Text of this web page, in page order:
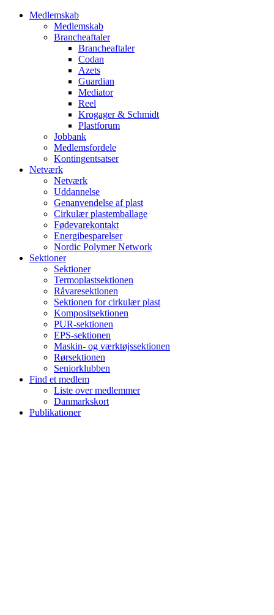
Medlemskab
Medlemskab
Brancheaftaler
Brancheaftaler
Codan
Azets
Guardian
Mediator
Reel
Krogager & Schmidt
Plastforum
Jobbank
Medlemsfordele
Kontingentsatser
Netværk
Netværk
Uddannelse
Genanvendelse af plast
Cirkulær plastemballage
Fødevarekontakt
Energibesparelser
Nordic Polymer Network
Sektioner
Sektioner
Termoplastsektionen
Råvaresektionen
Sektionen for cirkulær plast
Kompositsektionen
PUR-sektionen
EPS-sektionen
Maskin- og værktøjssektionen
Rørsektionen
Seniorklubben
Find et medlem
Liste over medlemmer
Danmarkskort
Publikationer